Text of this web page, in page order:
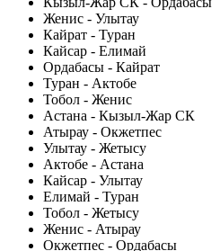
Женис - Улытау
Кайрат - Туран
Кайсар - Елимай
Ордабасы - Кайрат
Туран - Актобе
Тобол - Женис
Астана - Кызыл-Жар СК
Атырау - Окжетпес
Улытау - Жетысу
Актобе - Астана
Кайсар - Улытау
Елимай - Туран
Тобол - Жетысу
Женис - Атырау
Окжетпес - Ордабасы